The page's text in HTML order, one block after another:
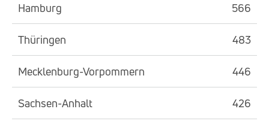
Hamburg 566
Thüringen 483
Mecklenburg-Vorpommern 446
Sachsen-Anhalt 426